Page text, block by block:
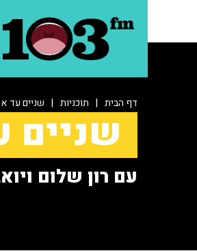
דף הבית | תוכניות | שניים עד
שניים
עם רון שלום